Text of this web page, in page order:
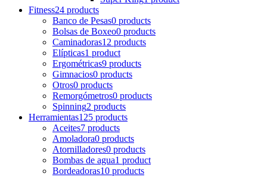
Fitness24 products
Banco de Pesas0 products
Bolsas de Boxeo0 products
Caminadoras12 products
Elípticas1 product
Ergométricas9 products
Gimnacios0 products
Otros0 products
Remorgómetros0 products
Spinning2 products
Herramientas125 products
Aceites7 products
Amoladora0 products
Atornilladores0 products
Bombas de agua1 product
Bordeadoras10 products